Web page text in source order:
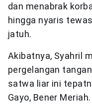
dan menabrak
hingga nyaris
jatuh.
Akibatnya, Syahril
pergelangan
satwa liar ini
Gayo, Bener